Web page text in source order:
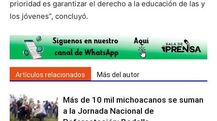
prioridad es garantizar el derecho a la educación de las y
los jóvenes”, concluyó.
Artículos relacionados Más del autor
Más de 10 mil michoacanos se suman
a la Jornada Nacional de